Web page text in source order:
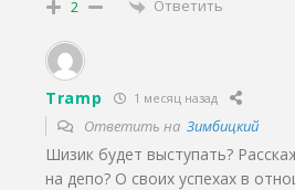
2 Ответить
Tramp 1 месяц назад
Ответить на Зимбицкий
Шизик будет выступать?
на депо? О своих успехах в